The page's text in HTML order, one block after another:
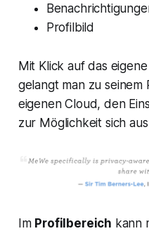
Profilbild
Mit Klick auf das
gelangt man zu
eigenen Cloud, den
zur Möglichkeit sich
Im Profilbereich kann